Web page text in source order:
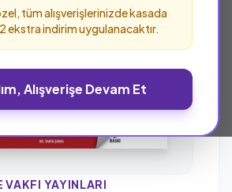
tüm alışverişlerinizde kasada
ekstra indirim uygulanacaktır.
Alışverişe Devam Et
VAKFI YAYINLARI